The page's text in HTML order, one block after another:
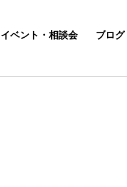
イベント・相談会 ブログ